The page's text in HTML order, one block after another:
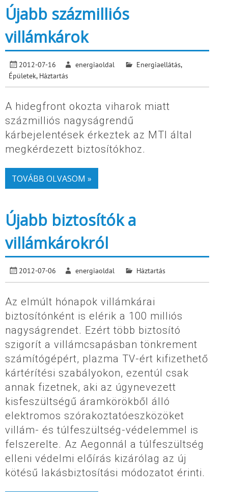
Újabb százmilliós
villámkárok
2012-07-16 energiaoldal Energiaellátás,
Épületek, Háztartás
A hidegfront okozta viharok miatt
százmilliós nagyságrendű
kárbejelentések érkeztek az MTI által
megkérdezett biztosítókhoz.
TOVÁBB OLVASOM »
Újabb biztosítók a
villámkárokról
2012-07-06 energiaoldal Háztartás
Az elmúlt hónapok villámkárai
biztosítónként is elérik a 100 milliós
nagyságrendet. Ezért több biztosító
szigorít a villámcsapásban tönkrement
számítógépért, plazma TV-ért kifizethető
kártérítési szabályokon, ezentúl csak
annak fizetnek, aki az úgynevezett
kisfeszültségű áramkörökből álló
elektromos szórakoztatóeszközöket
villám- és túlfeszültség-védelemmel is
felszerelte. Az Aegonnál a túlfeszültség
elleni védelmi előírás kizárólag az új
kötésű lakásbiztosítási módozatot érinti.